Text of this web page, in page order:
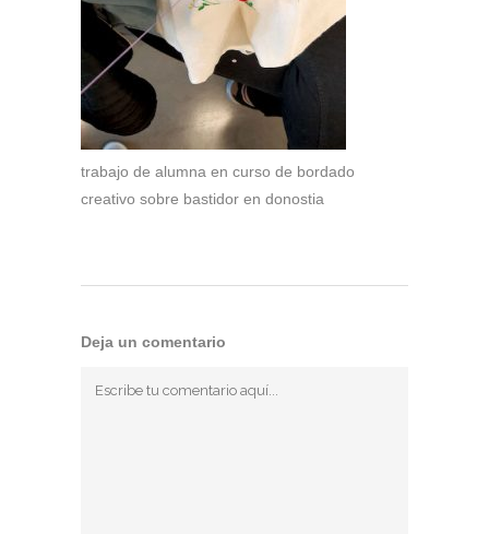
trabajo de alumna en curso de bordado
creativo sobre bastidor en donostia
Deja un comentario